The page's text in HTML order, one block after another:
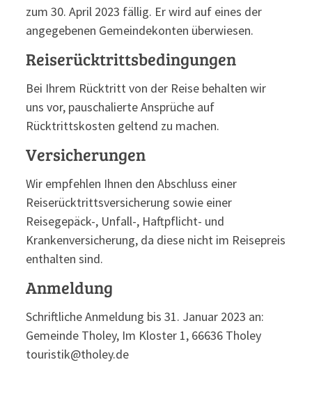
zum 30. April 2023 fällig. Er wird auf eines der
angegebenen Gemeindekonten überwiesen.
Reiserücktrittsbedingungen
Bei Ihrem Rücktritt von der Reise behalten wir
uns vor, pauschalierte Ansprüche auf
Rücktrittskosten geltend zu machen.
Versicherungen
Wir empfehlen Ihnen den Abschluss einer
Reiserücktrittsversicherung sowie einer
Reisegepäck-, Unfall-, Haftpflicht- und
Krankenversicherung, da diese nicht im Reisepreis
enthalten sind.
Anmeldung
Schriftliche Anmeldung bis 31. Januar 2023 an:
Gemeinde Tholey, Im Kloster 1, 66636 Tholey
touristik@tholey.de